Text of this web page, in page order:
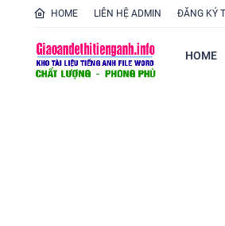
HOME LIÊN HỆ ADMIN ĐĂNG KÝ
HOME